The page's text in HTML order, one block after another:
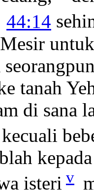
44:14
tanah
di sana
isteri v